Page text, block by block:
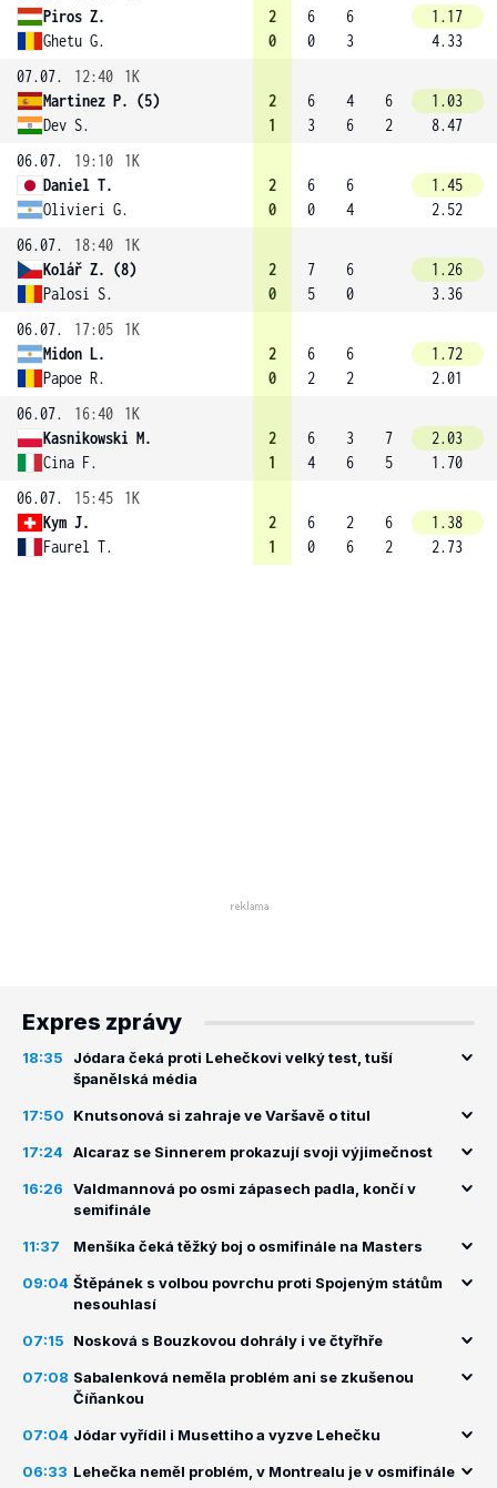
Piros Z.
Ghetu G.
2
0
6
0
6
3
1.17
4.33
07.07.
12:40
1K
Martinez P. (5)
Dev S.
2
1
6
3
4
6
6
2
1.03
8.47
06.07.
19:10
1K
Daniel T.
Olivieri G.
2
0
6
0
6
4
1.45
2.52
06.07.
18:40
1K
Kolář Z. (8)
Palosi S.
2
0
7
5
6
0
1.26
3.36
06.07.
17:05
1K
Midon L.
Papoe R.
2
0
6
2
6
2
1.72
2.01
06.07.
16:40
1K
Kasnikowski M.
Cina F.
2
1
6
4
3
6
7
5
2.03
1.70
06.07.
15:45
1K
Kym J.
Faurel T.
2
1
6
0
2
6
6
2
1.38
2.73
Expres zprávy
18:35
Jódara čeká proti Lehečkovi velký test, tuší
španělská média
17:50 Knutsonová si zahraje ve Varšavě o titul
17:24 Alcaraz se Sinnerem prokazují svoji výjimečnost
16:26
Valdmannová po osmi zápasech padla, končí v
semifinále
11:37 Menšíka čeká těžký boj o osmifinále na Masters
09:04 Štěpánek s volbou povrchu proti Spojeným státům
nesouhlasí
07:15 Nosková s Bouzkovou dohrály i ve čtyřhře
07:08 Sabalenková neměla problém ani se zkušenou
Číňankou
07:04 Jódar vyřídil i Musettiho a vyzve Lehečku
06:33 Lehečka neměl problém, v Montrealu je v osmifinále